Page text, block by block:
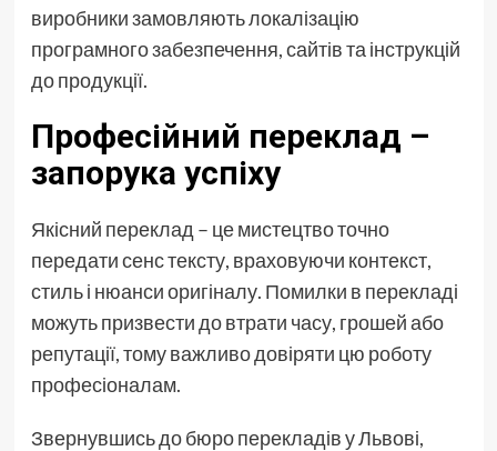
виробники замовляють локалізацію
програмного забезпечення, сайтів та інструкцій
до продукції.
Професійний переклад –
запорука успіху
Якісний переклад – це мистецтво точно
передати сенс тексту, враховуючи контекст,
стиль і нюанси оригіналу. Помилки в перекладі
можуть призвести до втрати часу, грошей або
репутації, тому важливо довіряти цю роботу
професіоналам.
Звернувшись до бюро перекладів у Львові,